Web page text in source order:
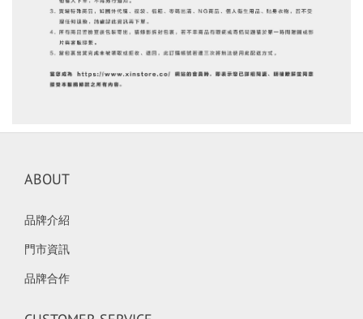
ABOUT
品牌介紹
門市資訊
品牌合作